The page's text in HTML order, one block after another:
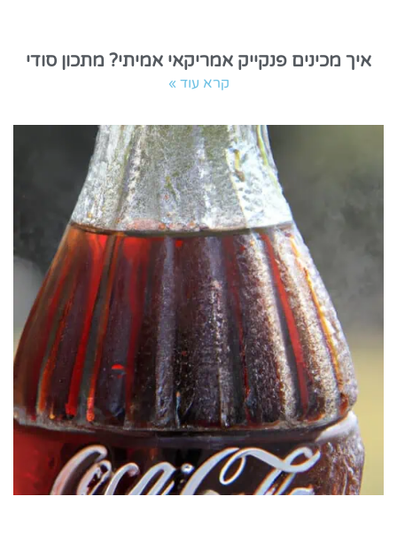
איך מכינים פנקייק אמריקאי אמיתי? מתכון סודי
קרא עוד »